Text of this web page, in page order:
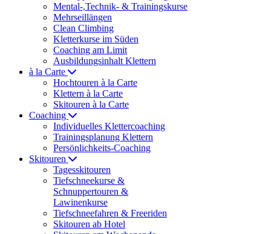
Mental-,Technik- & Trainingskurse
Mehrseillängen
Clean Climbing
Kletterkurse im Süden
Coaching am Limit
Ausbildungsinhalt Klettern
à la Carte
Hochtouren à la Carte
Klettern à la Carte
Skitouren à la Carte
Coaching
Individuelles Klettercoaching
Trainingsplanung Klettern
Persönlichkeits-Coaching
Skitouren
Tagesskitouren
Tiefschneekurse &
Schnuppertouren &
Lawinenkurse
Tiefschneefahren & Freeriden
Skitouren ab Hotel